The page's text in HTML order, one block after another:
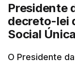
Presidente
decreto-lei
Social Única
O Presidente